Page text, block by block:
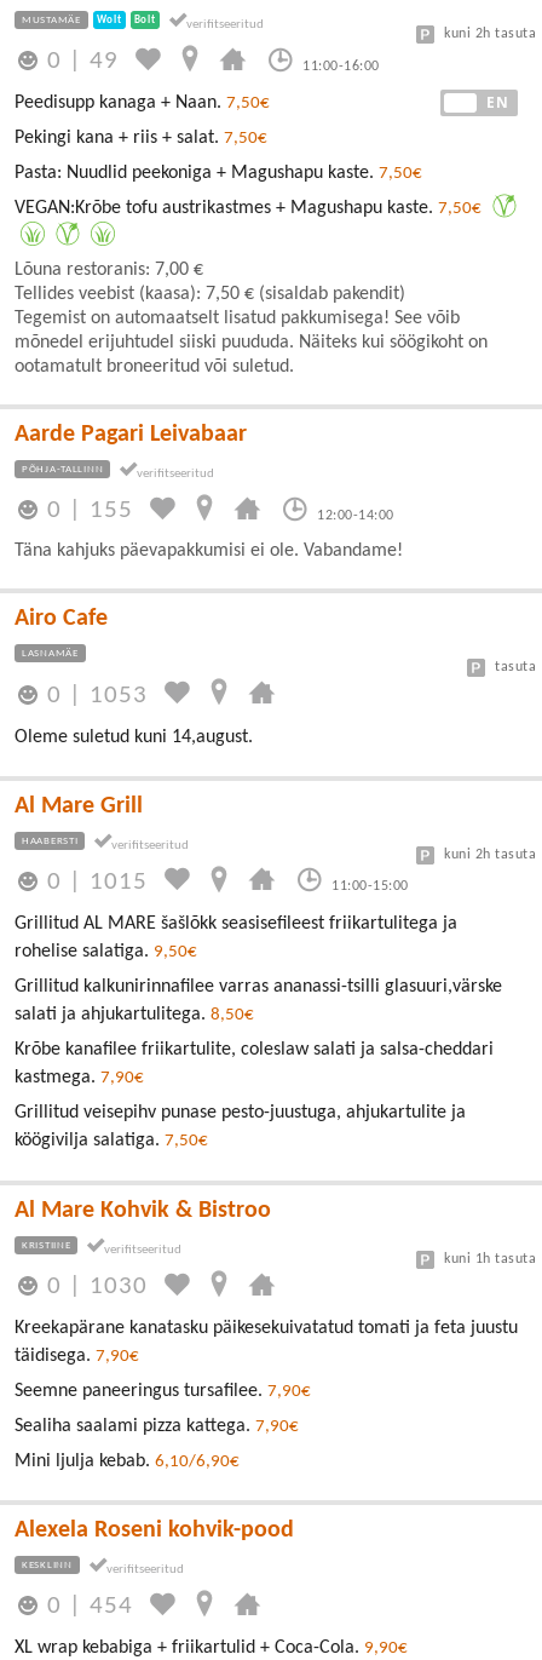
MUSTAMÄE Wolt Bolt
0 |49 11:00-16:00
kuni 2h tasuta
EN
Peedisupp kanaga + Naan. 7,50€
Pekingi kana + riis + salat. 7,50€
Pasta: Nuudlid peekoniga + Magushapu kaste. 7,50€
VEGAN:Krõbe tofu austrikastmes + Magushapu kaste. 7,50€
Lõuna restoranis: 7,00 €
Tellides veebist (kaasa): 7,50 € (sisaldab pakendit)
Tegemist on automaatselt lisatud pakkumisega! See võib
mõnedel erijuhtudel siiski puududa. Näiteks kui söögikoht on
ootamatult broneeritud või suletud.
Aarde Pagari Leivabaar
PÕHJA-TALLINN
0 155 12:00-14:00
Täna kahjuks päevapakkumisi ei ole. Vabandame!
Airo Cafe
LASNAMÄE
0 1053
tasuta
Oleme suletud kuni 14,august.
Al Mare Grill
HAABERSTI
0 1015 11:00-15:00
kuni 2h tasuta
Grillitud AL MARE šašlõkk seasisefileest friikartulitega ja
rohelise salatiga. 9,50€
Grillitud kalkunirinnafilee varras ananassi-tsilli glasuuri,värske
salati ja ahjukartulitega. 8,50€
Krõbe kanafilee friikartulite, coleslaw salati ja salsa-cheddari
kastmega. 7,90€
Grillitud veisepihv punase pesto-juustuga, ahjukartulite ja
köögivilja salatiga. 7,50€
Al Mare Kohvik & Bistroo
KRISTIINE
0 1030
kuni 1h tasuta
Kreekapärane kanatasku päikesekuivatatud tomati ja feta juustu
täidisega. 7,90€
Seemne paneeringus tursafilee. 7,90€
Sealiha saalami pizza kattega. 7,90€
Mini ljulja kebab. 6,10/6,90€
Alexela Roseni kohvik-pood
KESKLINN
0 |454
XL wrap kebabiga + friikartulid + Coca-Cola. 9,90€